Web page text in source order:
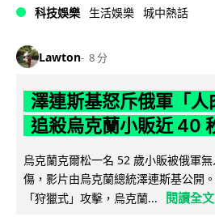
科技娛樂 生活娛樂 城中熱話
Lawton 8 分
澤連斯基怒斥俄軍「人
追殺烏克蘭小販近 40
烏克蘭克爾松一名 52 歲小販被俄軍
傷，影片由烏克蘭總統澤連斯基公開
「狩獵式」攻擊，烏克蘭...
閱讀全文